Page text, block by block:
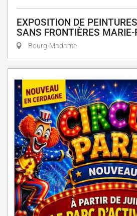
EXPOSITION DE
SANS FRONTIÈRES MARIE-
Bourg-Madame